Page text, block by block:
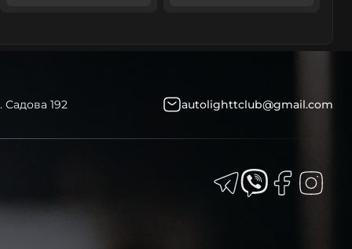
Садова 192 autolighttclub@gmail.com